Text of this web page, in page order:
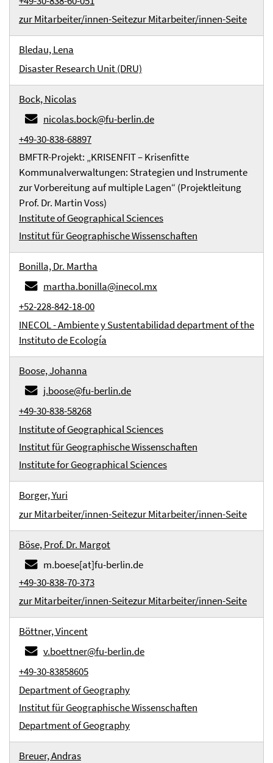
zur Mitarbeiter/innen-Seitezur Mitarbeiter/innen-Seite
Bledau, Lena
Disaster Research Unit (DRU)
Bock, Nicolas
nicolas.bock@fu-berlin.de
+49-30-838-68897
BMFTR-Projekt: „KRISENFIT – Krisenfitte
Kommunalverwaltungen: Strategien und Instrumente
zur Vorbereitung auf multiple Lagen“ (Projektleitung
Prof. Dr. Martin Voss)
Institute of Geographical Sciences
Institut für Geographische Wissenschaften
Bonilla, Dr. Martha
martha.bonilla@inecol.mx
+52-228-842-18-00
INECOL - Ambiente y Sustentabilidad department of the
Instituto de Ecología
Boose, Johanna
j.boose@fu-berlin.de
+49-30-838-58268
Institute of Geographical Sciences
Institut für Geographische Wissenschaften
Institute for Geographical Sciences
Borger, Yuri
zur Mitarbeiter/innen-Seitezur Mitarbeiter/innen-Seite
Böse, Prof. Dr. Margot
m.boese[at]fu-berlin.de
+49-30-838-70-373
zur Mitarbeiter/innen-Seitezur Mitarbeiter/innen-Seite
Böttner, Vincent
v.boettner@fu-berlin.de
+49-30-83858605
Department of Geography
Institut für Geographische Wissenschaften
Department of Geography
Breuer, Andras